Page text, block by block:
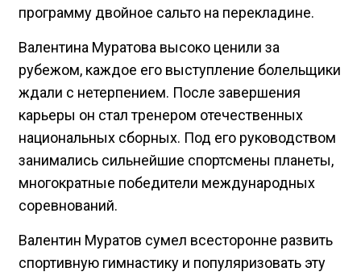
программу двойное сальто на перекладине.
Валентина Муратова высоко ценили за
рубежом, каждое его выступление болельщики
ждали с нетерпением. После завершения
карьеры он стал тренером отечественных
национальных сборных. Под его руководством
занимались сильнейшие спортсмены планеты,
многократные победители международных
соревнований.
Валентин Муратов сумел всесторонне развить
спортивную гимнастику и популяризовать эту